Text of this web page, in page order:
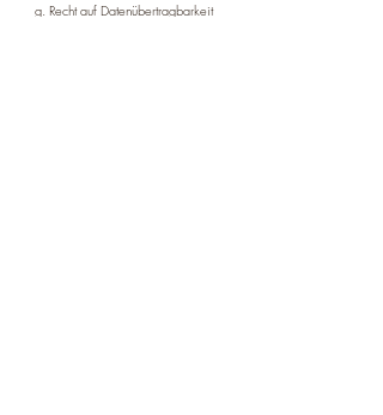
g. Recht auf Datenübertragbarkeit